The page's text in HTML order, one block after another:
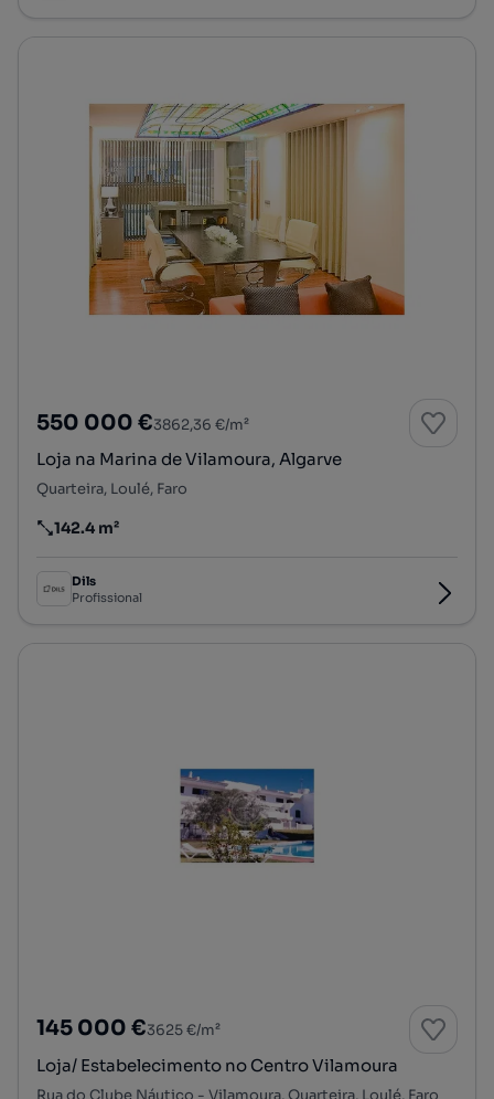
550 000 €3862,36 €/m²
Loja na Marina de Vilamoura, Algarve
Quarteira, Loulé, Faro
Preço por metro quadrado
142.4 m²
Dils
Profissional
145 000 €3625 €/m²
Loja/ Estabelecimento no Centro Vilamoura
Rua do Clube Náutico - Vilamoura, Quarteira, Loulé, Faro